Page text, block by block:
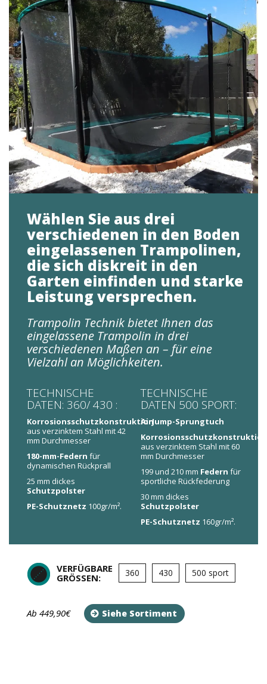
Wählen Sie aus drei
verschiedenen in den Boden
eingelassenen Trampolinen,
die sich diskreit in den
Garten einfinden und starke
Leistung versprechen.
Trampolin Technik bietet Ihnen das
eingelassene Trampolin in drei
verschiedenen Maßen an – für eine
Vielzahl an Möglichkeiten.
TECHNISCHE
DATEN: 360/ 430 :
Korrosionsschutzkonstruktion
aus verzinktem Stahl mit 42
mm Durchmesser
180-mm-Federn für
dynamischen Rückprall
25 mm dickes
Schutzpolster
PE-Schutznetz 100gr/m².
TECHNISCHE
DATEN 500 SPORT:
AirJump-Sprungtuch
aus verzinktem Stahl mit 60
mm Durchmesser
199 und 210 mm Federn für
sportliche Rückfederung
30 mm dickes
Schutzpolster
PE-Schutznetz 160gr/m².
VERFÜGBARE
GRÖSSEN:
360 430 500 sport
Ab 449,90€ Siehe Sortiment